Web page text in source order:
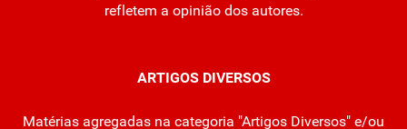
refletem a opinião dos autores.
ARTIGOS DIVERSOS
Matérias agregadas na categoria "Artigos Diversos" e/ou